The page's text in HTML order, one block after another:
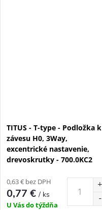
TITUS - T-type - Podložka k
závesu H0, 3Way,
excentrické nastavenie,
drevoskrutky - 700.0KC2
0,63 € bez DPH
0,77 €/ ks
U Vás do týždňa